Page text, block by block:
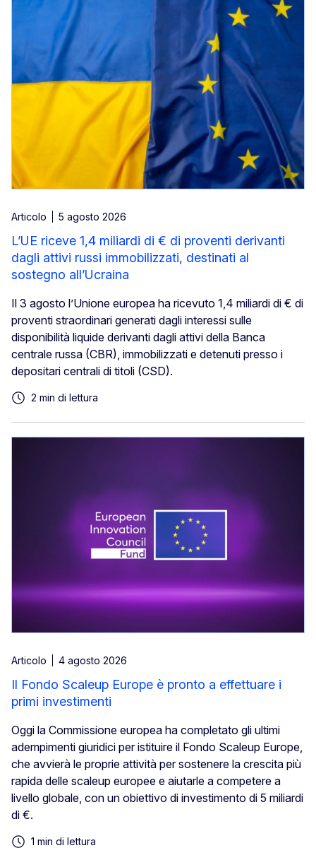
Articolo 5 agosto 2026
L’UE riceve 1,4 miliardi di € di proventi derivanti
dagli attivi russi immobilizzati, destinati al
sostegno all’Ucraina
Il 3 agosto l’Unione europea ha ricevuto 1,4 miliardi di € di
proventi straordinari generati dagli interessi sulle
disponibilità liquide derivanti dagli attivi della Banca
centrale russa (CBR), immobilizzati e detenuti presso i
depositari centrali di titoli (CSD).
2 min di lettura
Articolo 4 agosto 2026
Il Fondo Scaleup Europe è pronto a effettuare i
primi investimenti
Oggi la Commissione europea ha completato gli ultimi
adempimenti giuridici per istituire il Fondo Scaleup Europe,
che avvierà le proprie attività per sostenere la crescita più
rapida delle scaleup europee e aiutarle a competere a
livello globale, con un obiettivo di investimento di 5 miliardi
di €.
1 min di lettura